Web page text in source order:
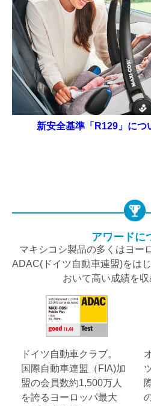
新安全基準「R129」につ
アワードに
マキシコシ製品の多くはヨー
ADAC(ドイツ自動車連盟)をは
おいて高い成績を収
ドイツ自動車クラブ。
国際自動車連盟（FIA)加
盟の会員数約1,500万人
を誇るヨーロッパ最大